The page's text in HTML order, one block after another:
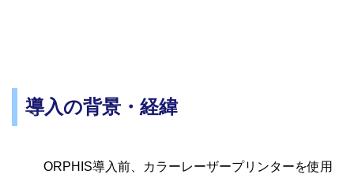
導入の背景・経緯
ORPHIS導入前、カラーレーザープリンターを使用